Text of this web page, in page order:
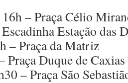
– Praça Célio
Estação das
– Praça da Matriz
Praça Duque de Caxias
– Praça São